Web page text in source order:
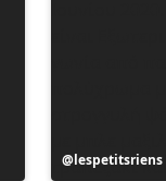
Η
lespetitsriens